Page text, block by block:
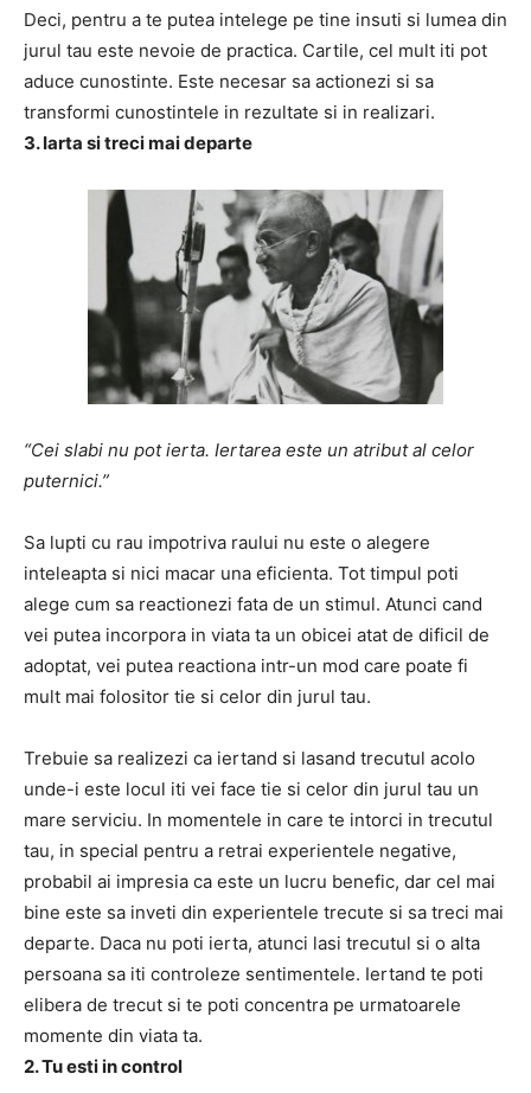
Deci, pentru a te putea intelege pe tine insuti si lumea din
jurul tau este nevoie de practica. Cartile, cel mult iti pot
aduce cunostinte. Este necesar sa actionezi si sa
transformi cunostintele in rezultate si in realizari.
3. Iarta si treci mai departe
“Cei slabi nu pot ierta. Iertarea este un atribut al celor
puternici.”
Sa lupti cu rau impotriva raului nu este o alegere
inteleapta si nici macar una eficienta. Tot timpul poti
alege cum sa reactionezi fata de un stimul. Atunci cand
vei putea incorpora in viata ta un obicei atat de dificil de
adoptat, vei putea reactiona intr-un mod care poate fi
mult mai folositor tie si celor din jurul tau.
Trebuie sa realizezi ca iertand si lasand trecutul acolo
unde-i este locul iti vei face tie si celor din jurul tau un
mare serviciu. In momentele in care te intorci in trecutul
tau, in special pentru a retrai experientele negative,
probabil ai impresia ca este un lucru benefic, dar cel mai
bine este sa inveti din experientele trecute si sa treci mai
departe. Daca nu poti ierta, atunci lasi trecutul si o alta
persoana sa iti controleze sentimentele. Iertand te poti
elibera de trecut si te poti concentra pe urmatoarele
momente din viata ta.
2. Tu esti in control